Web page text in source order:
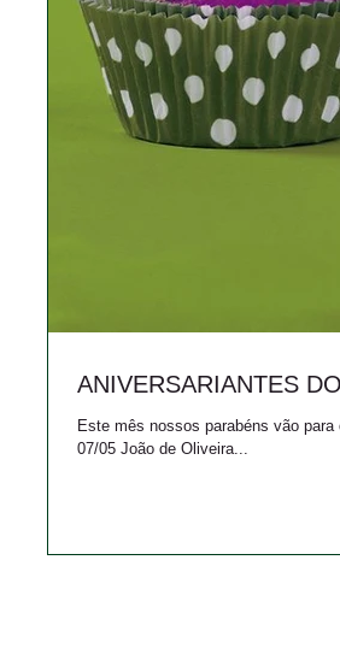
ANIVERSARIANTES
Este mês nossos parabéns vão para os colaboradores: Renata Pereira
07/05 João de Oliveira...